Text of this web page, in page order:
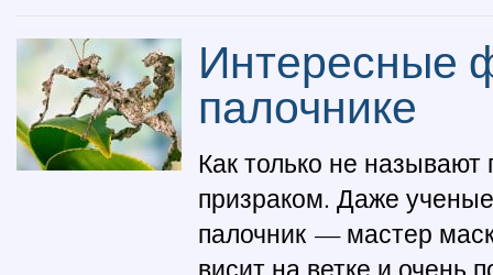
Интересные
палочнике
Как только не
призраком. Даже
палочник — мастер